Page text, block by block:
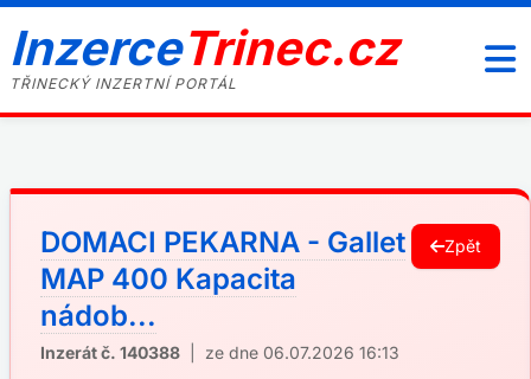
InzerceTrinec.cz
TŘINECKÝ INZERTNÍ PORTÁL
DOMACI PEKARNA - Gallet
MAP 400 Kapacita
nádob...
Inzerát č. 140388 | ze dne 06.07.2026 16:13
Zpět